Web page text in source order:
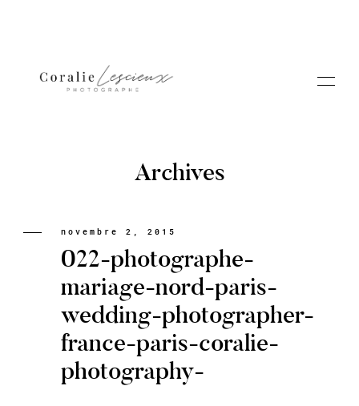
Portfolio
A PROPOS CORALIE
Contact
Archives
novembre 2, 2015
022-photographe-
mariage-nord-paris-
wedding-photographer-
france-paris-coralie-
photography-